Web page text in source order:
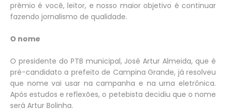
prêmio é você, leitor, e nosso maior objetivo é continuar
fazendo jornalismo de qualidade.
O nome
O presidente do PTB municipal, José Artur Almeida, que é
pré-candidato a prefeito de Campina Grande, já resolveu
que nome vai usar na campanha e na urna eletrônica.
Após estudos e reflexões, o petebista decidiu que o nome
será Artur Bolinha.